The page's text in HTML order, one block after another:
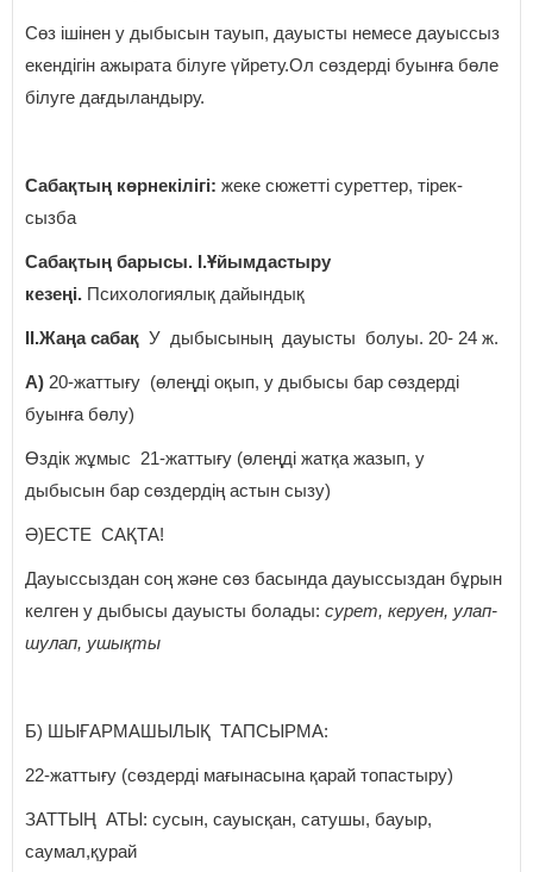
Сөз ішінен у дыбысын тауып, дауысты немесе дауыссыз
екендігін ажырата білуге үйрету.Ол сөздерді буынға бөле
білуге дағдыландыру.
Сабақтың көрнекілігі: жеке сюжетті суреттер, тірек-
сызба
Сабақтың барысы. І.Ұйымдастыру
кезеңі. Психологиялық дайындық
ІІ.Жаңа сабақ У дыбысының дауысты болуы. 20- 24 ж.
А) 20-жаттығу (өлеңді оқып, у дыбысы бар сөздерді
буынға бөлу)
Өздік жұмыс 21-жаттығу (өлеңді жатқа жазып, у
дыбысын бар сөздердің астын сызу)
Ә)ЕСТЕ САҚТА!
Дауыссыздан соң және сөз басында дауыссыздан бұрын
келген у дыбысы дауысты болады: сурет, керуен, улап-
шулап, ушықты
Б) ШЫҒАРМАШЫЛЫҚ ТАПСЫРМА:
22-жаттығу (сөздерді мағынасына қарай топастыру)
ЗАТТЫҢ АТЫ: сусын, сауысқан, сатушы, бауыр,
саумал,қурай